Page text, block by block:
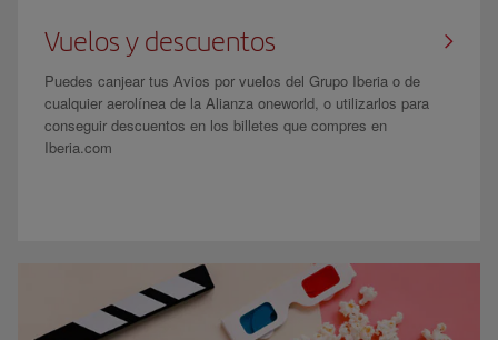
Vuelos y descuentos
Puedes canjear tus Avios por vuelos del Grupo Iberia o de
cualquier aerolínea de la Alianza oneworld, o utilizarlos para
conseguir descuentos en los billetes que compres en
Iberia.com